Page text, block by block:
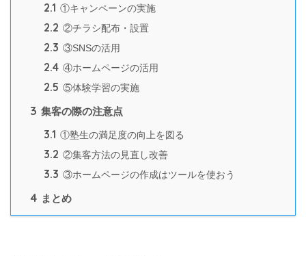
2.1 ①キャンペーンの実施
2.2 ②チラシ配布・設置
2.3 ③SNSの活用
2.4 ④ホームページの活用
2.5 ⑤体験学習の実施
3 集客の際の注意点
3.1 ①塾生の満足度の向上を図る
3.2 ②集客方法の見直し改善
3.3 ③ホームページの作成はツールを使おう
4 まとめ